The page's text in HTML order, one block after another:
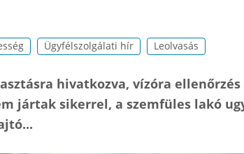
Ügyfélszolgálati hír Leolvasás
hivatkozva, vízóra
jártak sikerrel, a szemfüles lakó